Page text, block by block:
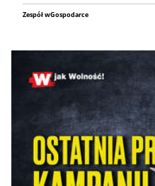
Zespół wGospodarce